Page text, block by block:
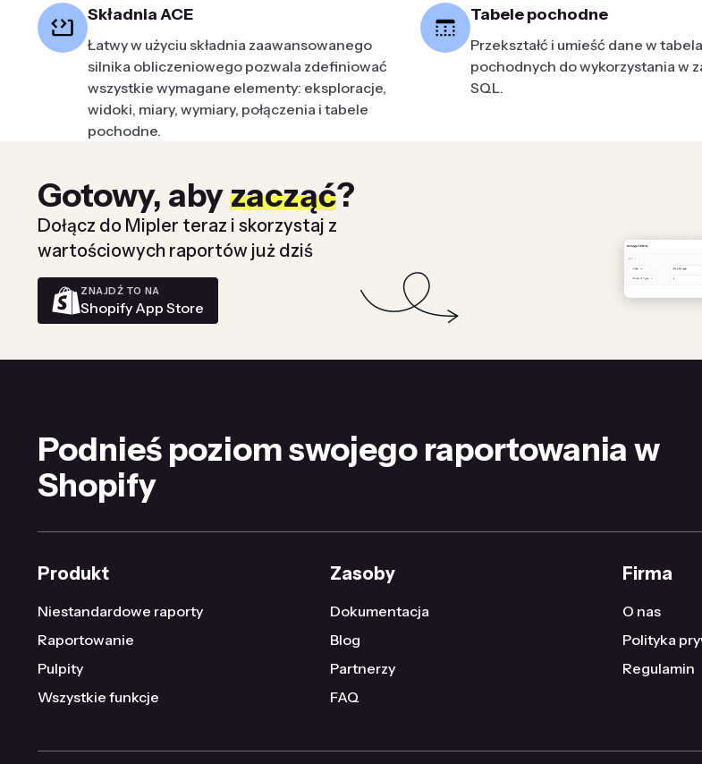
Składnia ACE
Łatwy w użyciu składnia zaawansowanego
silnika obliczeniowego pozwala zdefiniować
wszystkie wymagane elementy: eksploracje,
widoki, miary, wymiary, połączenia i tabele
pochodne.
Tabele pochodne
Przekształć i umieść dane w
pochodnych do wykorzystania w
SQL.
Gotowy, abyzacząć?
Dołącz do Mipler teraz i skorzystaj z
wartościowych raportów już dziś
ZNAJDŹ TO NA
Shopify App Store
Podnieś poziom swojego raportowania w
Shopify
Produkt
Niestandardowe raporty
Raportowanie
Pulpity
Wszystkie funkcje
Zasoby
Dokumentacja
Blog
Partnerzy
FAQ
Firma
O nas
Polityka
Regulamin